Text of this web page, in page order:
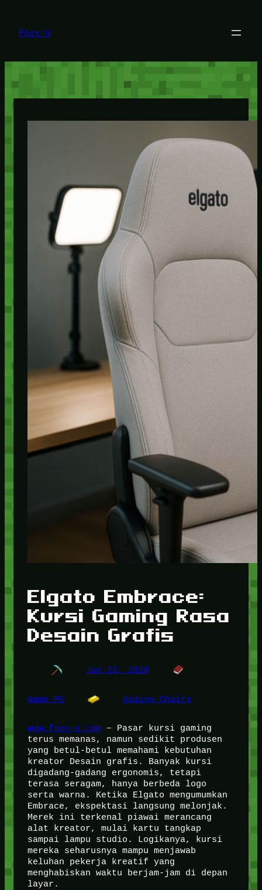
konten
Foox U
Elgato Embrace:
Kursi Gaming Rasa
Desain Grafis
Jun 22, 2026
Game PC Gaming Chairs
www.foox-u.com– Pasar kursi gaming
terus memanas, namun sedikit produsen
yang betul-betul memahami kebutuhan
kreator Desain grafis. Banyak kursi
digadang-gadang ergonomis, tetapi
terasa seragam, hanya berbeda logo
serta warna. Ketika Elgato mengumumkan
Embrace, ekspektasi langsung melonjak.
Merek ini terkenal piawai merancang
alat kreator, mulai kartu tangkap
sampai lampu studio. Logikanya, kursi
mereka seharusnya mampu menjawab
keluhan pekerja kreatif yang
menghabiskan waktu berjam-jam di depan
layar.